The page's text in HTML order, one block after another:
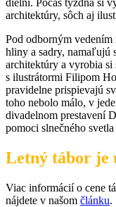
architektúry, sôch aj
Pod odborným
hliny a sadry, namaľujú
architektúry a vyrobia si
s ilustrátormi Filipom
pravidelne prispievajú
toho nebolo málo, v
divadelnom prestavení
pomoci slnečného
Letný tábor je
Viac informácií o cene
nájdete v našom článku.